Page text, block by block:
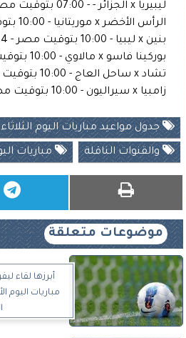
ليبيريا x الجزائر - - 07:00 بتوقيت مصر - beIN Sports HD 4.
الرأس الأخضر x موريتانيا - 10:00 بتوقيت مصر - beIN Sports HD 5.
بنين x ليبيا - 10:00 بتوقيت مصر - beIN Sports HD 4.
بوركينا فاسو x مالاوي - 10:00 بتوقيت مصر.
تشاد x ساحل العاج - 10:00 بتوقيت مصر.
زامبيا x سيراليون - 10:00 بتوقيت مصر.
جدول مواعيد مباريات اليوم الثلاثاء
والقنوات الناقلة مباريات
موضوعات متعلقة
أبرزها لقاء
مباريات اليوم